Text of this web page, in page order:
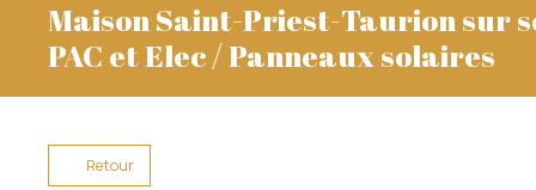
Maison Saint-Priest-Taurion sur
PAC et Elec / Panneaux solaires
Retour